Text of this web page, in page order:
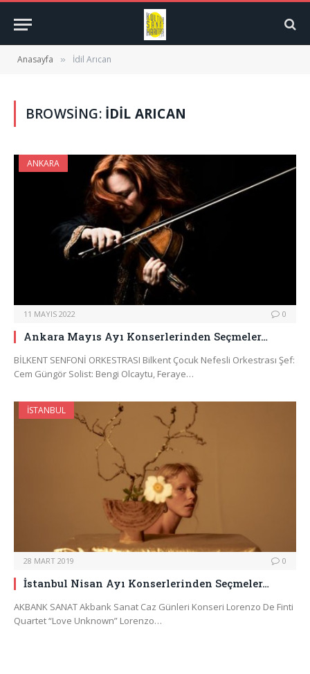
Anasayfa » İdil Arıcan
BROWSING: İDIL ARICAN
ANKARA
11 MAYIS 2022 0
Ankara Mayıs Ayı Konserlerinden Seçmeler…
BİLKENT SENFONİ ORKESTRASI Bilkent Çocuk Nefesli Orkestrası Şef:
Cem Güngör Solist: Bengi Olcaytu, Feraye…
İSTANBUL
28 MART 2019 0
İstanbul Nisan Ayı Konserlerinden Seçmeler…
AKBANK SANAT Akbank Sanat Caz Günleri Konseri Lorenzo De Finti
Quartet “Love Unknown” Lorenzo…